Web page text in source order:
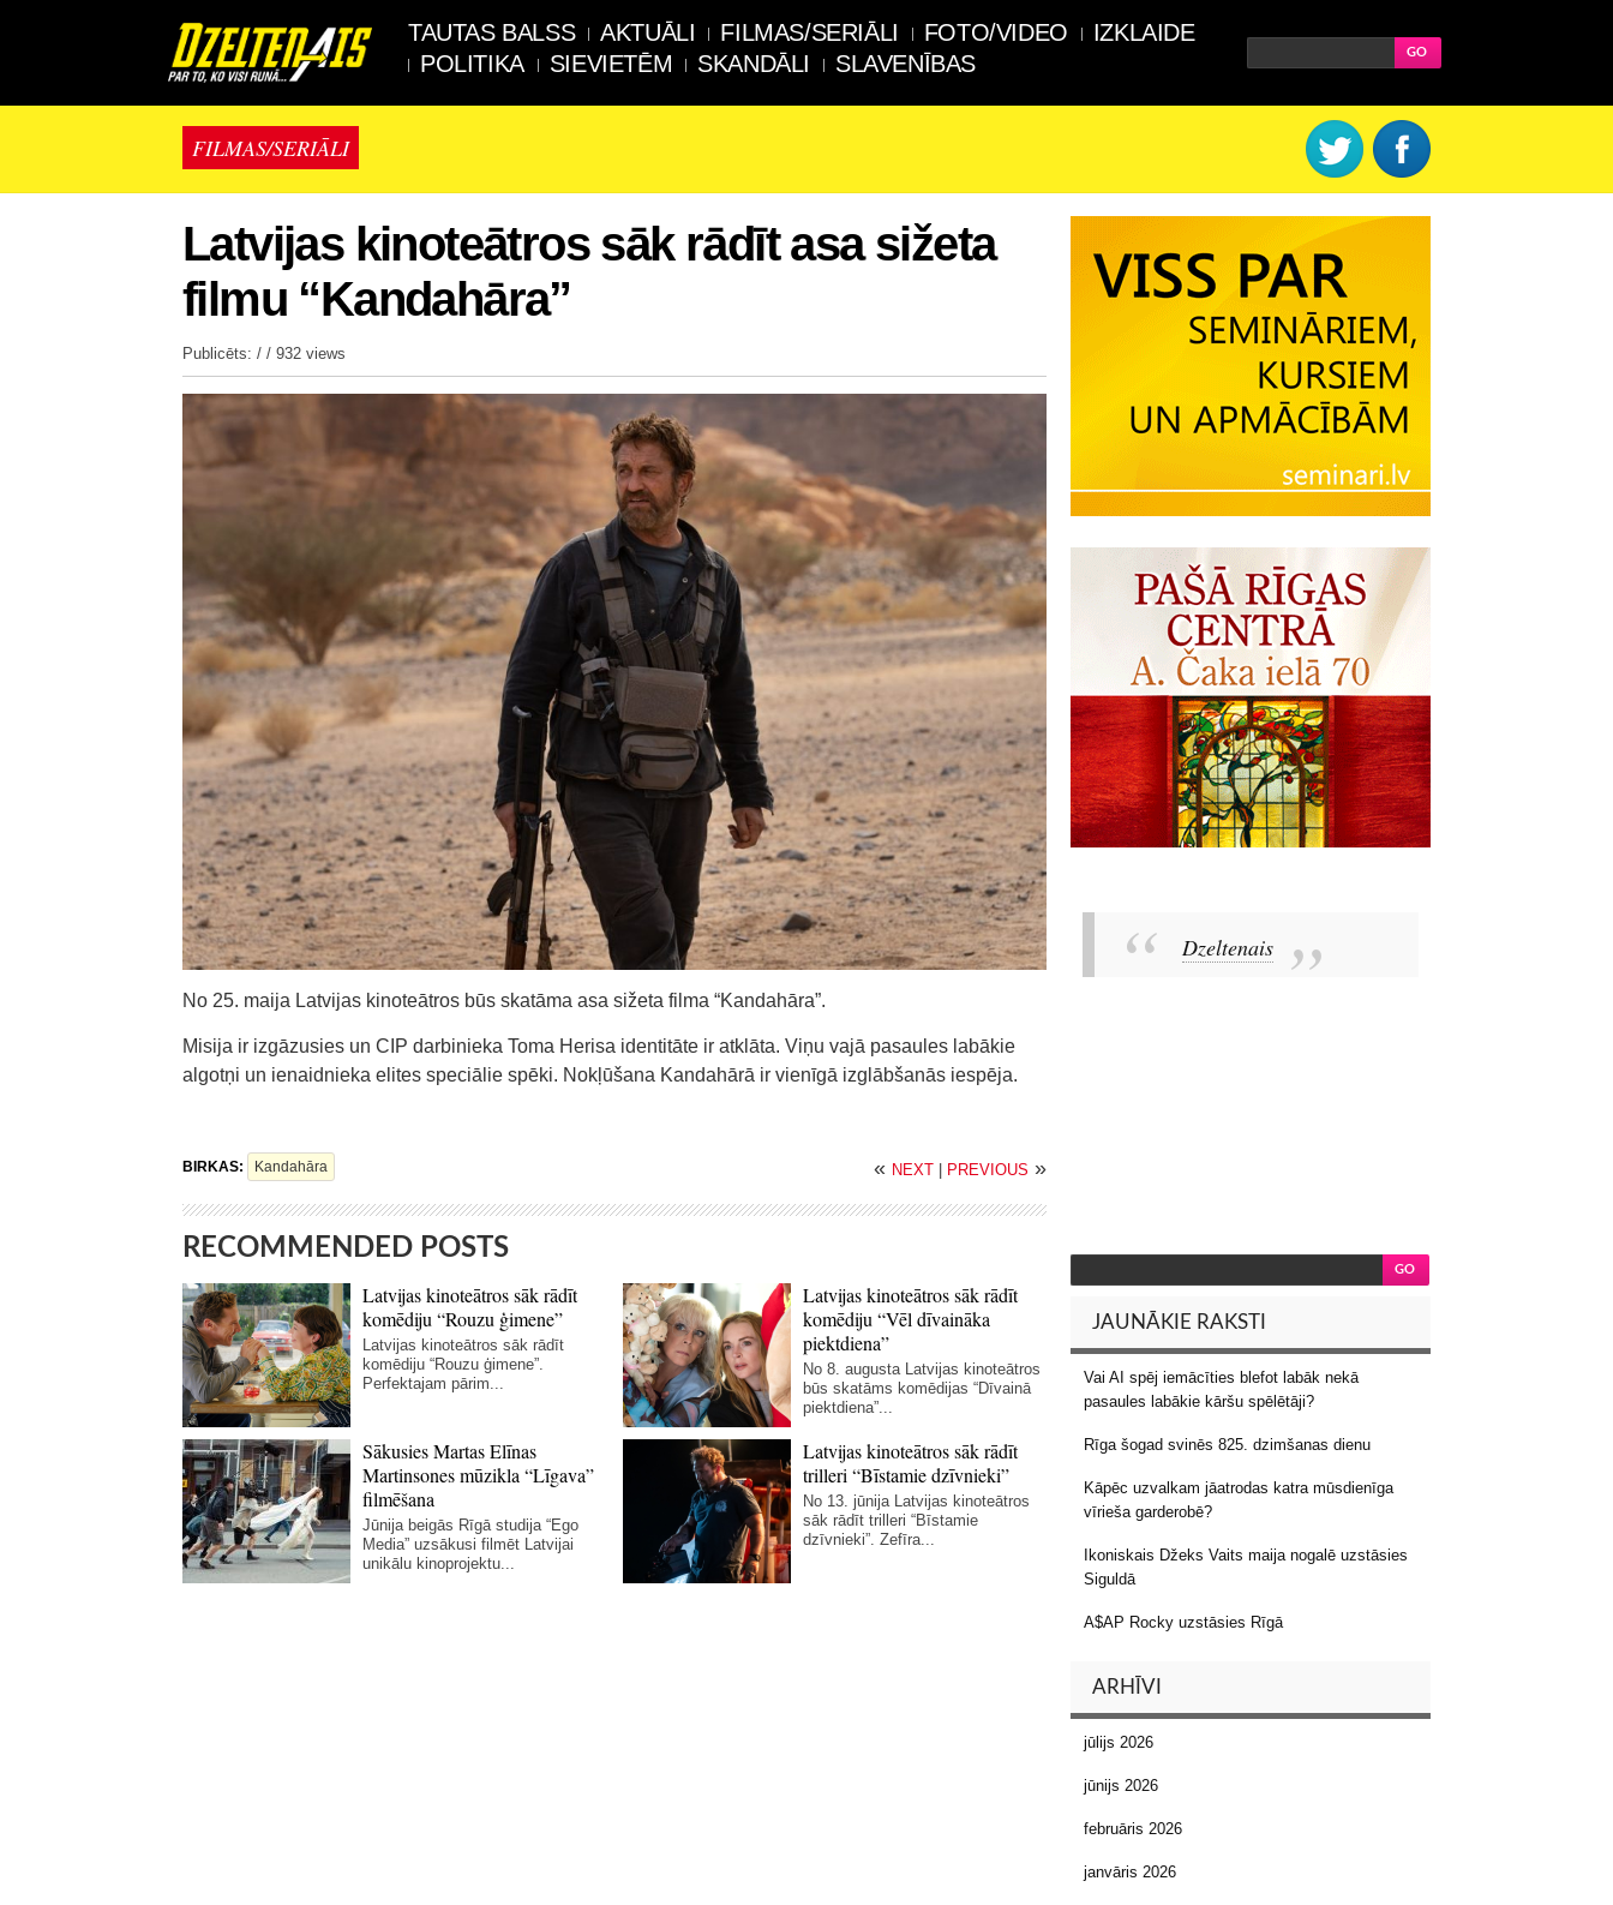
TAUTAS BALSS AKTUĀLI FILMAS/SERIĀLI FOTO/VIDEO
IZKLAIDE
POLITIKA
SIEVIETĒM SKANDĀLI SLAVENĪBAS
FILMAS/SERIĀLI
Latvijas kinoteātros sāk rādīt asa sižeta
filmu “Kandahāra”
Publicēts: / / 932 views
No 25. maija Latvijas kinoteātros būs skatāma asa sižeta filma “Kandahāra”.
Misija ir izgāzusies un CIP darbinieka Toma Herisa identitāte ir atklāta. Viņu vajā pasaules labākie
algotņi un ienaidnieka elites speciālie spēki. Nokļūšana Kandahārā ir vienīgā izglābšanās iespēja.
BIRKAS: Kandahāra « NEXT PREVIOUS »
RECOMMENDED POSTS
Latvijas kinoteātros sāk rādīt
komēdiju “Rouzu ģimene”
Latvijas kinoteātros sāk rādīt
komēdiju “Rouzu ģimene”.
Perfektajam pārim...
Latvijas kinoteātros sāk rādīt
komēdiju “Vēl dīvaināka
piektdiena”
No 8. augusta Latvijas kinoteātros
būs skatāms komēdijas “Dīvainā
piektdiena”...
Sākusies Martas Elīnas
Martinsones mūzikla “Līgava”
filmēšana
Jūnija beigās Rīgā studija “Ego
Media” uzsākusi filmēt Latvijai
unikālu kinoprojektu...
Latvijas kinoteātros sāk rādīt
trilleri “Bīstamie dzīvnieki”
No 13. jūnija Latvijas kinoteātros
sāk rādīt trilleri “Bīstamie
dzīvnieki”. Zefīra...
Dzeltenais
JAUNĀKIE RAKSTI
Vai AI spēj iemācīties blefot labāk nekā
pasaules labākie kāršu spēlētāji?
Rīga šogad svinēs 825. dzimšanas dienu
Kāpēc uzvalkam jāatrodas katra mūsdienīga
vīrieša garderobē?
Ikoniskais Džeks Vaits maija nogalē uzstāsies
Siguldā
A$AP Rocky uzstāsies Rīgā
ARHĪVI
jūlijs 2026
jūnijs 2026
februāris 2026
janvāris 2026